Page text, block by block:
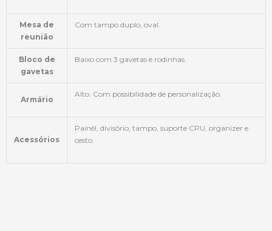
Mesa de
reunião
Com tampo duplo, oval.
Bloco de
gavetas
Baixo com 3 gavetas e rodinhas.
Armário
Alto. Com possibilidade de personalização.
Acessórios
Painél, divisório, tampo, suporte CPU, organizer e
cesto.